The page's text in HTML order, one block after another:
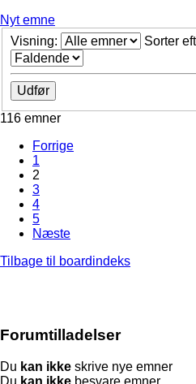
Nyt emne
Visning:
Sorter
116 emner
Forrige
1
2
3
4
5
Næste
Tilbage til boardindeks
Forumtilladelser
Du kan ikke skrive nye emner
Du kan ikke besvare emner